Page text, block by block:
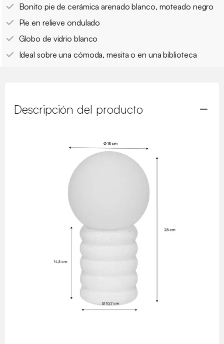
Bonito pie de cerámica arenado blanco, moteado negro
Pie en relieve ondulado
Globo de vidrio blanco
Ideal sobre una cómoda, mesita o en una biblioteca
Descripción del producto